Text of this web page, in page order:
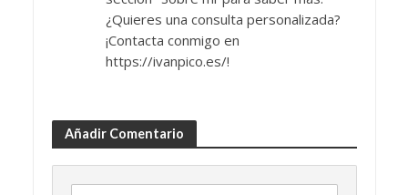
¿Quieres una consulta personalizada?
¡Contacta conmigo en
https://ivanpico.es/!
Añadir Comentario